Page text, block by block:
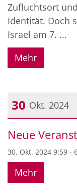
Zufluchtsort
Identität. Doch
Israel am 7. ...
Mehr
30 Okt. 2024
Datum: 30.
Neue
30. Okt. 2024 9:59 -
Mehr